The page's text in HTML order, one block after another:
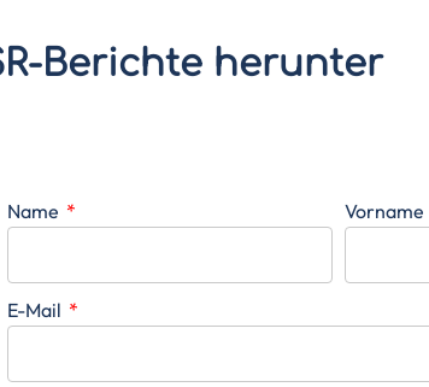
Berichte herunter
Name Vorname
E-Mail